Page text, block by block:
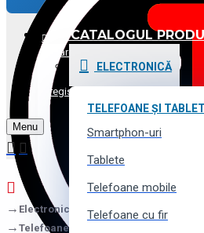
Promoții și Reduceri
Voucher cadou
Contacte
CATALOGUL
ELECTRONICĂ
TELEFOANE ȘI
Smartphon-uri
Tablete
Telefoane mobile
Telefoane cu fir
Logare
Înregistrare
Menu
Electronică
Telefoane și Tablete